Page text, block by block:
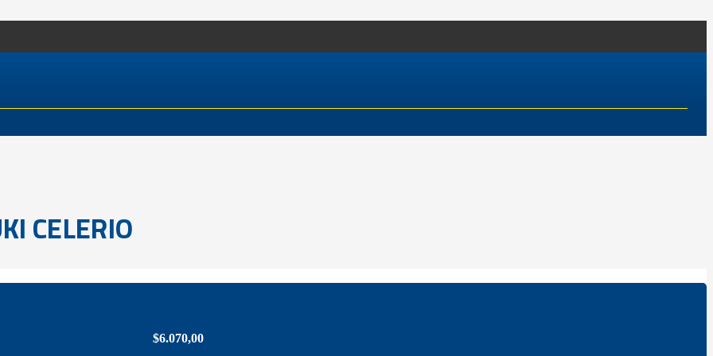
CELERIO
$6.070,00